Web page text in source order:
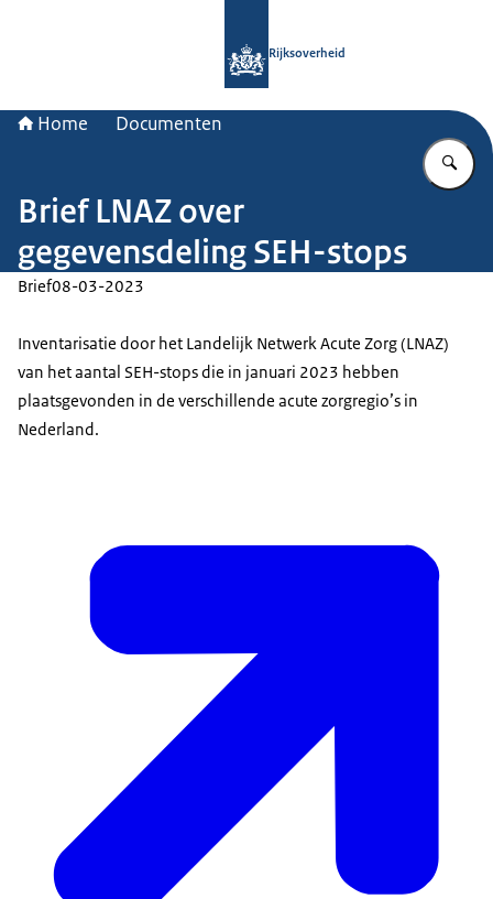
Rijksoverheid
Home Documenten
Brief LNAZ over
gegevensdeling SEH-stops
Brief08-03-2023
Inventarisatie door het Landelijk Netwerk Acute Zorg (LNAZ)
van het aantal SEH-stops die in januari 2023 hebben
plaatsgevonden in de verschillende acute zorgregio’s in
Nederland.